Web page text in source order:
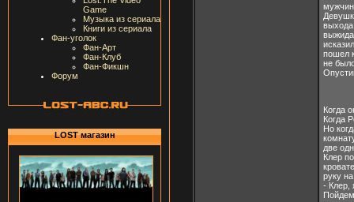
Game
Музыка из сериала
Книги из сериала
Фан-уголок
Фан-Арт
Фан-Клуб
Фан-Фикшн
Форум
LOST магазин
пошел
не
Когда
Когда
Но
две
Клер
руку
- Клер,